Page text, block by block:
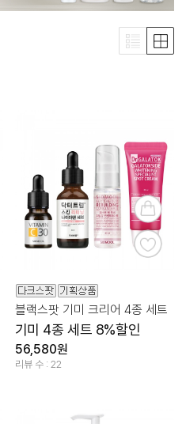
블랙스팟 기미 크리어 4종 세트
기미 4종 세트 8%할인
56,580원
리뷰 수 : 22